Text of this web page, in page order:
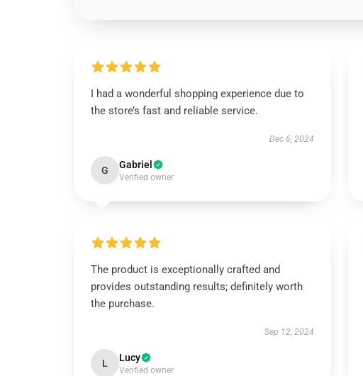
I had a wonderful shopping experience due to
the store’s fast and reliable service.
Dec 6, 2024
G Gabriel
Verified owner
The product is exceptionally crafted and
provides outstanding results; definitely worth
the purchase.
Sep 12, 2024
L Lucy
Verified owner